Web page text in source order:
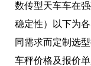
数传型天车车在
稳定性）以下为
同需求而定制选
车秤价格及报价